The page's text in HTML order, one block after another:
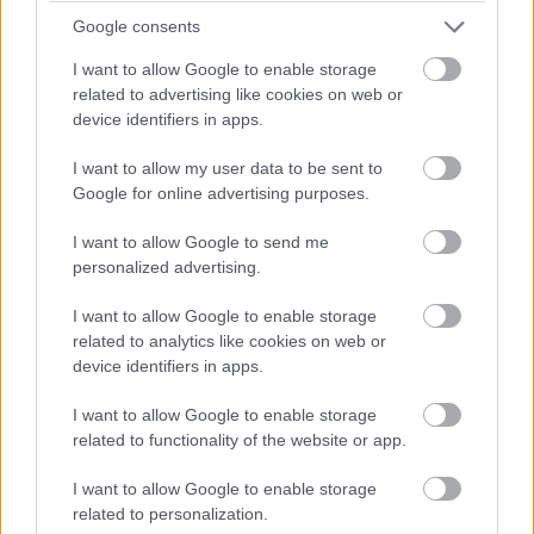
Google consents
I want to allow Google to enable storage
related to advertising like cookies on web or
device identifiers in apps.
I want to allow my user data to be sent to
Google for online advertising purposes.
I want to allow Google to send me
personalized advertising.
I want to allow Google to enable storage
related to analytics like cookies on web or
device identifiers in apps.
I want to allow Google to enable storage
related to functionality of the website or app.
I want to allow Google to enable storage
related to personalization.
Γιώργος Λαδάκης, πρώην ακραίος – λίμπερο ΟΠΕΡ
“Καλό ταξίδι πρόεδρε …Ένα ευχαριστώ είναι το